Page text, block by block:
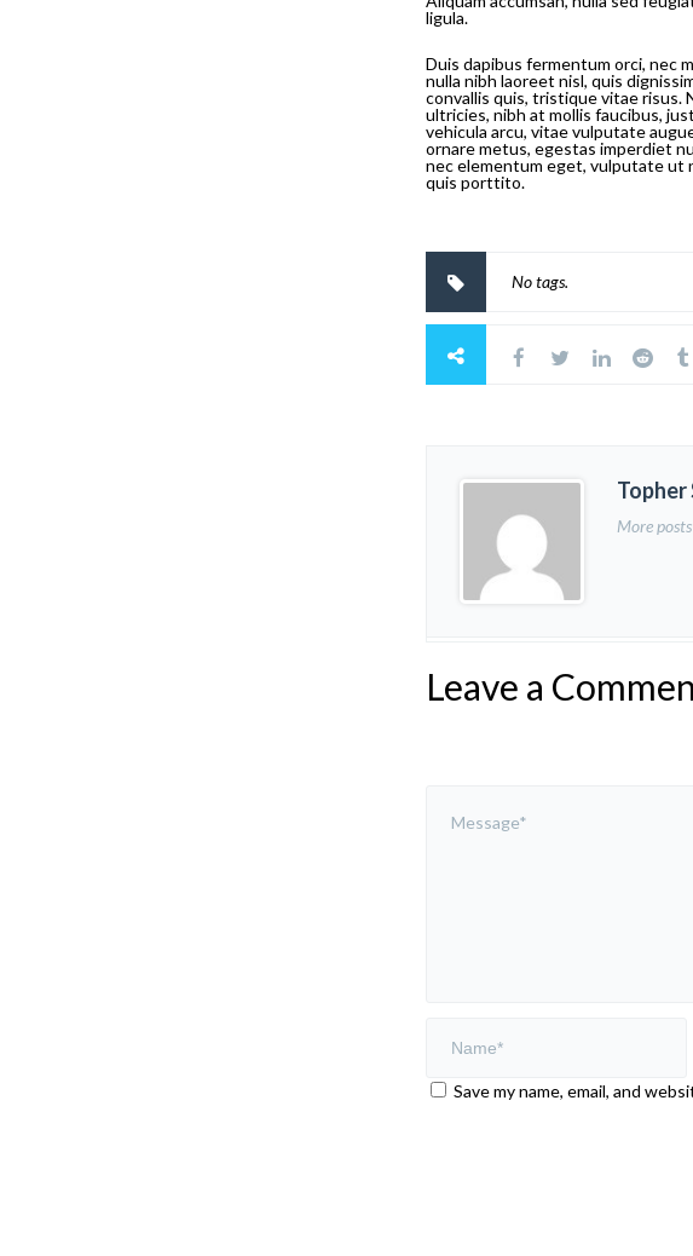
ligula.
Duis dapibus fermentum orci, nec
nulla nibh laoreet nisl, quis
convallis quis, tristique vitae risus.
ultricies, nibh at mollis faucibus,
vehicula arcu, vitae vulputate
ornare metus, egestas imperdiet
nec elementum eget, vulputate ut
quis porttito.
No tags.
More
Leave a
Save my name, email, and